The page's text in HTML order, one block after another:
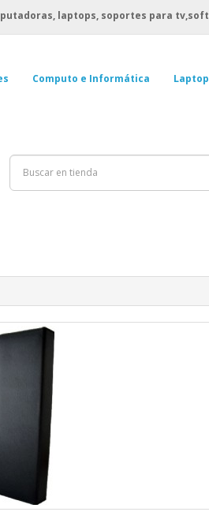
laptops, soportes para
Computo e Informática